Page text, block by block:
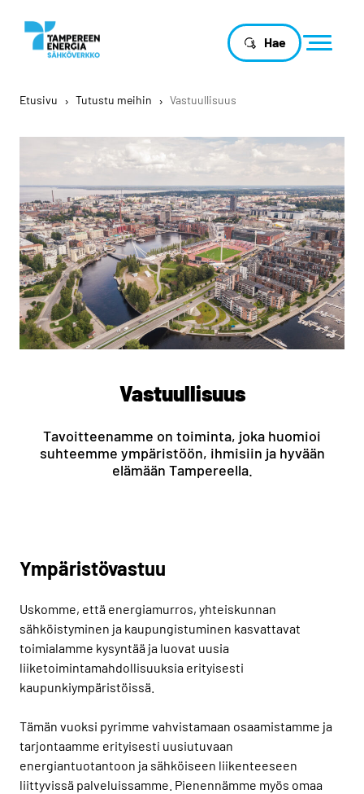
Hae
Etusivu › Tutustu meihin › Vastuullisuus
Vastuullisuus
Tavoitteenamme on toiminta, joka huomioi
suhteemme ympäristöön, ihmisiin ja hyvään
elämään Tampereella.
Ympäristövastuu
Uskomme, että energiamurros, yhteiskunnan
sähköistyminen ja kaupungistuminen kasvattavat
toimialamme kysyntää ja luovat uusia
liiketoimintamahdollisuuksia erityisesti
kaupunkiympäristöissä.
Tämän vuoksi pyrimme vahvistamaan osaamistamme ja
tarjontaamme erityisesti uusiutuvaan
energiantuotantoon ja sähköiseen liikenteeseen
liittyvissä palveluissamme. Pienennämme myös omaa